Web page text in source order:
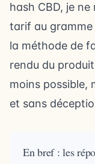
hash CBD, je
tarif au gramme
la méthode de
rendu du
moins possible,
et sans
En bref : les